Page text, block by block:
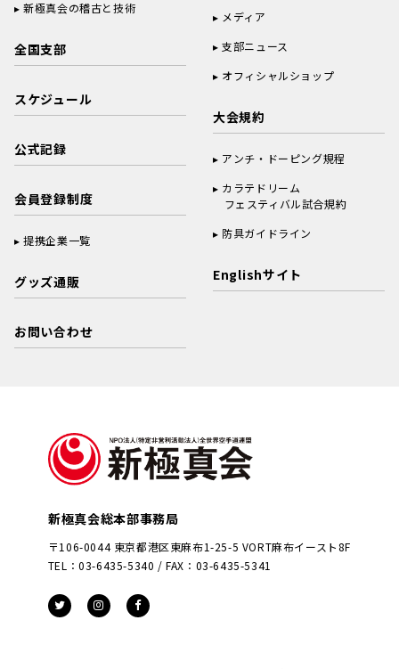
新極真会の稽古と技術
全国支部
スケジュール
公式記録
会員登録制度
提携企業一覧
グッズ通販
お問い合わせ
メディア
支部ニュース
オフィシャルショップ
大会規約
アンチ・ドーピング規程
カラテドリーム
フェスティバル試合規約
防具ガイドライン
Englishサイト
新極真会総本部事務局
〒106-0044 東京都港区東麻布1-25-5 VORT麻布イースト8F
TEL：03-6435-5340 / FAX：03-6435-5341